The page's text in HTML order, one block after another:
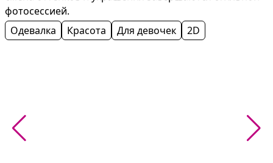
фотосессией.
Одевалка
Красота Для девочек 2D